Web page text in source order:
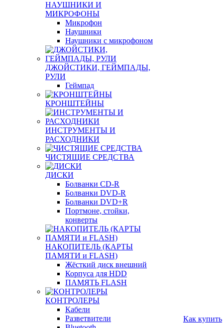
НАУШНИКИ И
МИКРОФОНЫ
Микрофон
Наушники
Наушники с микрофоном
ДЖОЙСТИКИ, ГЕЙМПАДЫ,
РУЛИ
Геймпад
КРОНШТЕЙНЫ
ИНСТРУМЕНТЫ И
РАСХОДНИКИ
ЧИСТЯЩИЕ СРЕДСТВА
ДИСКИ
Болванки CD-R
Болванки DVD-R
Болванки DVD+R
Портмоне, стойки,
конверты
НАКОПИТЕЛЬ (КАРТЫ
ПАМЯТИ и FLASH)
Жёсткий диск внешний
Корпуса для HDD
ПАМЯТЬ FLASH
КОНТРОЛЕРЫ
Кабели
Разветвители
Как купить